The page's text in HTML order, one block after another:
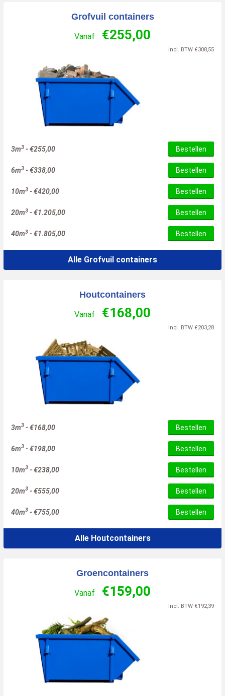
Grofvuil containers
Vanaf €255,00
Incl. BTW €308,55
3m3 -€255,00 Bestellen
6m3 -€338,00 Bestellen
10m3 -€420,00 Bestellen
20m3 -€1.205,00 Bestellen
40m3 -€1.805,00 Bestellen
Alle Grofvuil containers
Houtcontainers
Vanaf €168,00
Incl. BTW €203,28
3m3 -€168,00 Bestellen
6m3 -€198,00 Bestellen
10m3 -€238,00 Bestellen
20m3 -€555,00 Bestellen
40m3 -€755,00 Bestellen
Alle Houtcontainers
Groencontainers
Vanaf €159,00
Incl. BTW €192,39